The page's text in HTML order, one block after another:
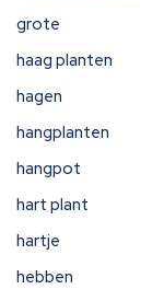
grote
haag planten
hagen
hangplanten
hangpot
hart plant
hartje
hebben